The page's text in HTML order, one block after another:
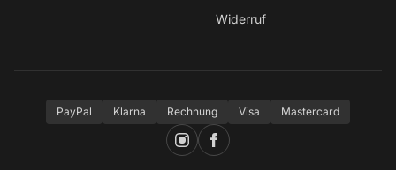
Widerruf
PayPal Klarna Rechnung Visa Mastercard